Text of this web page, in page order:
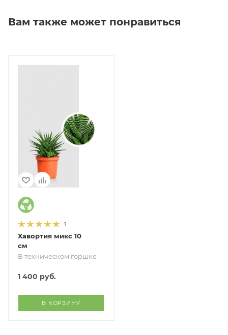
Вам также может понравиться
1
Хавортия микс 10
см
В техническом горшке
1 400 руб.
В КОРЗИНУ